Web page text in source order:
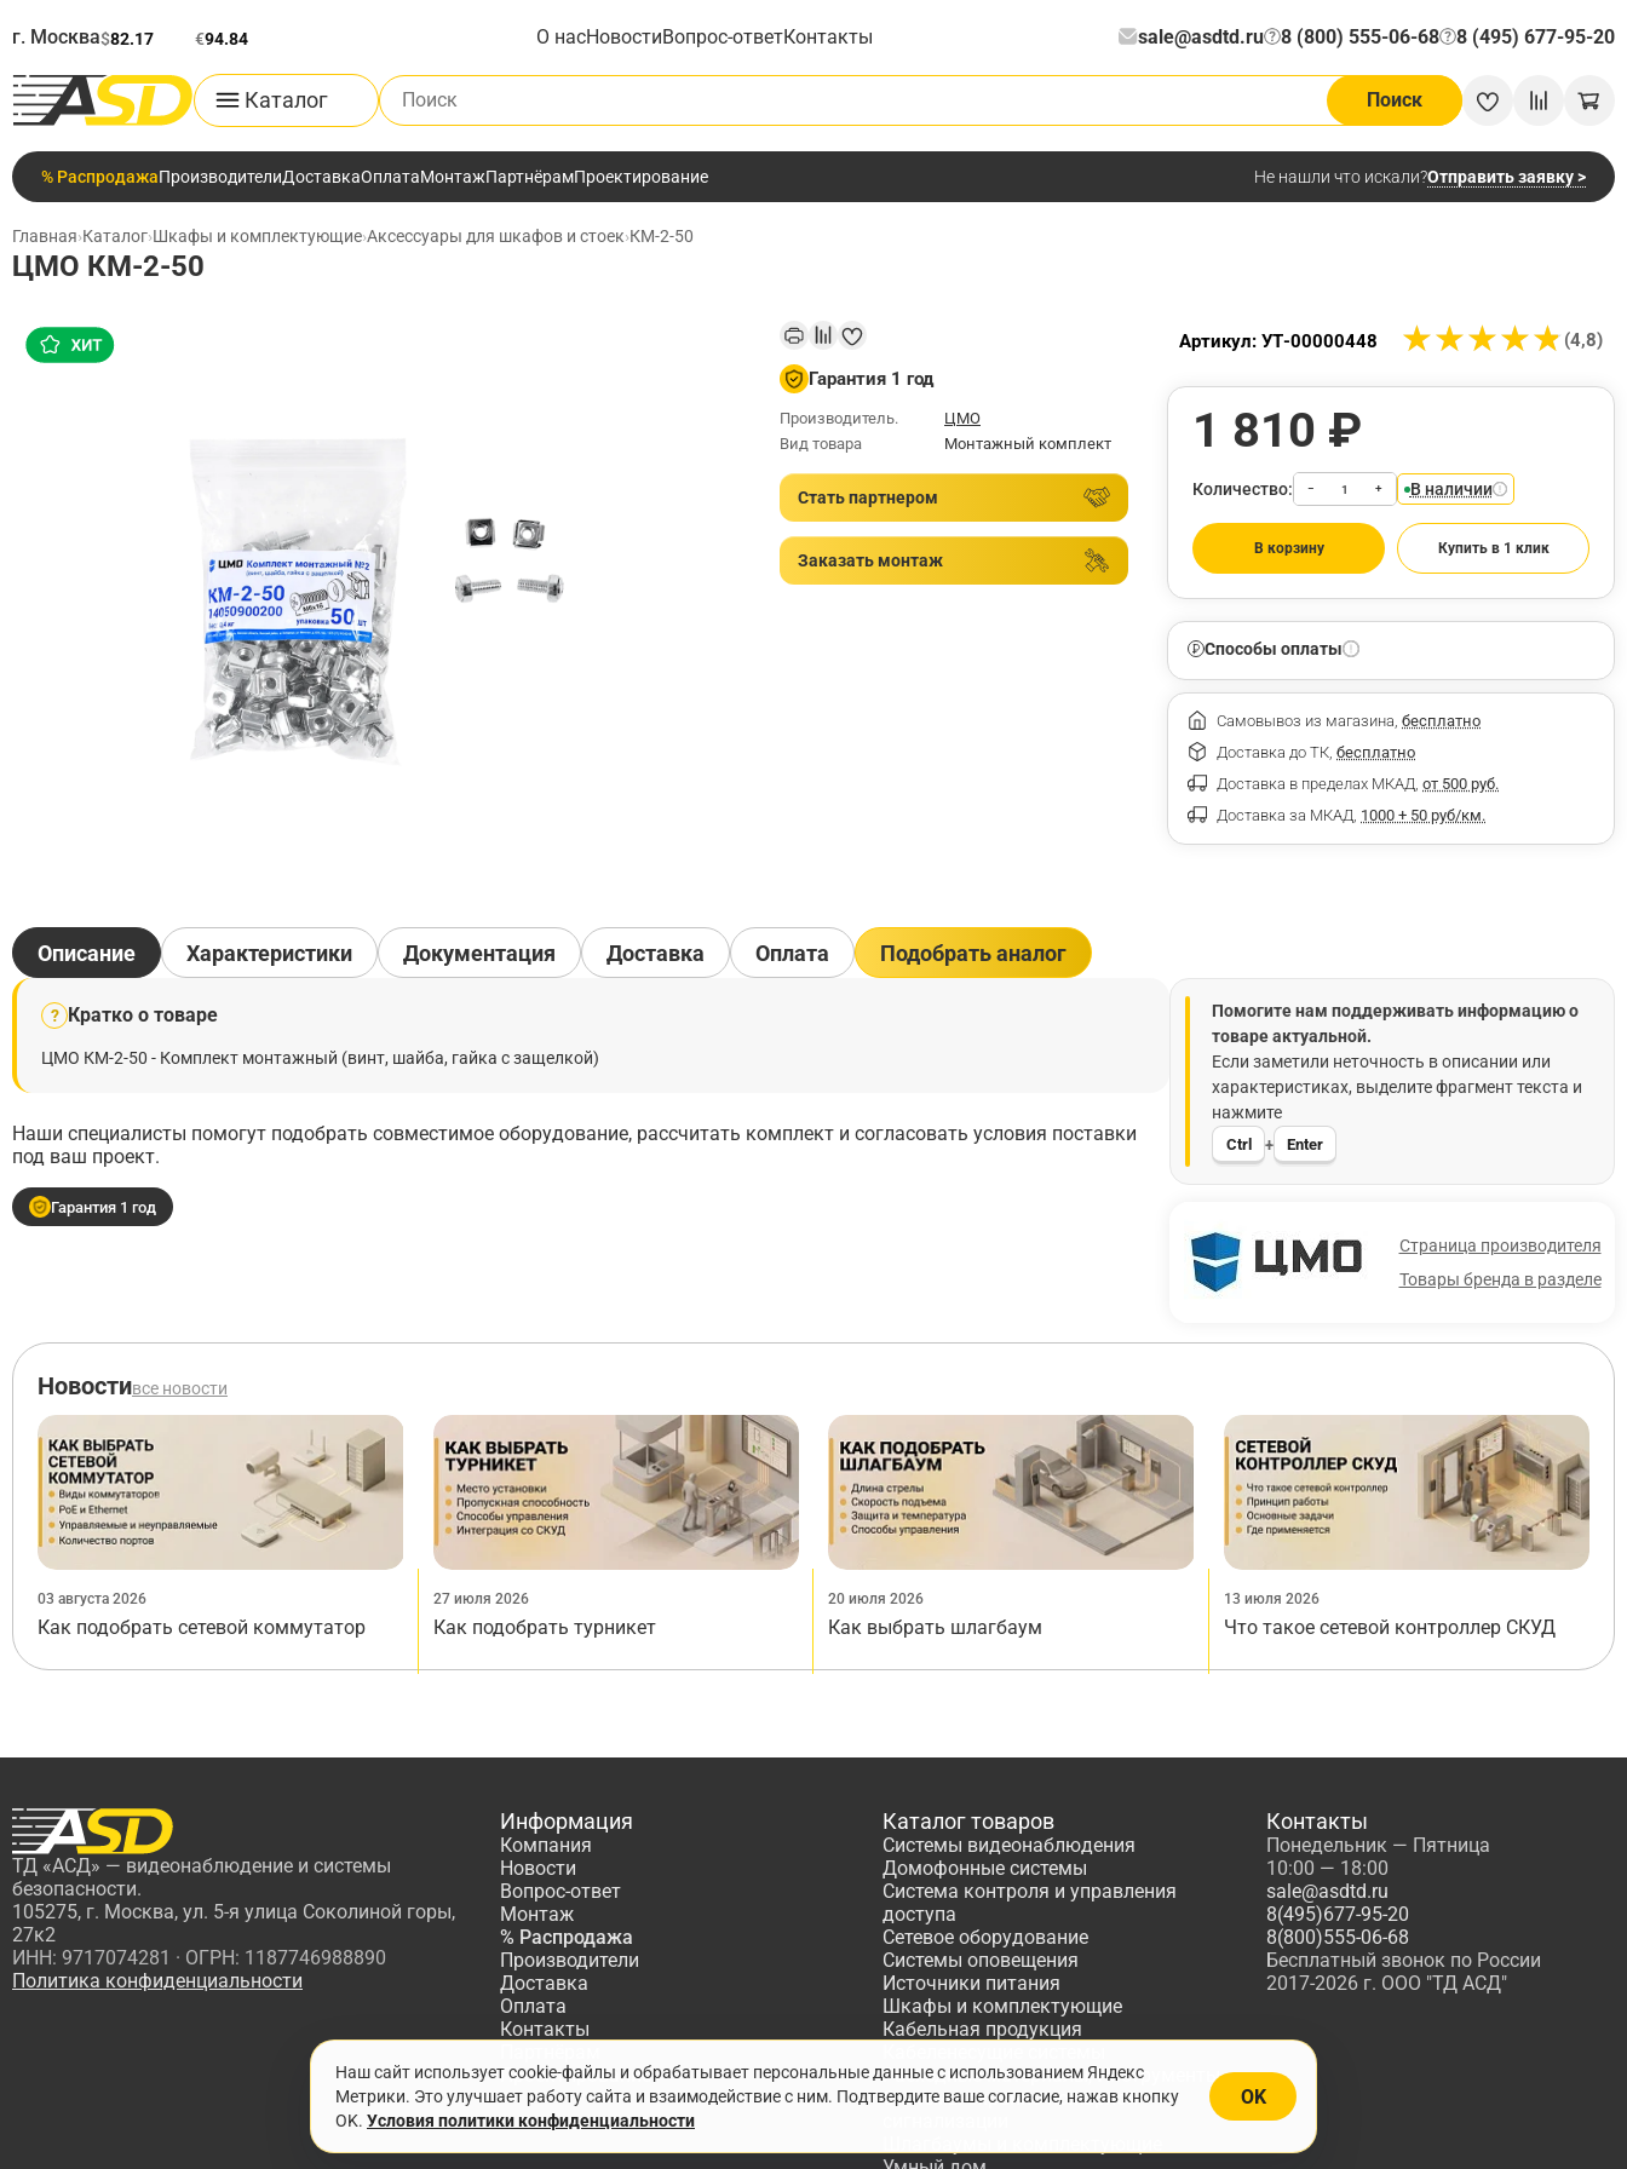
г. Москва$82.17 €94.84 О насНовостиВопрос-ответКонтакты sale@asdtd.ru 8 (800) 555-06-68
? 8 (495) 677-95-20
?
Каталог
Поиск по каталогу
Поиск
% РаспродажаПроизводителиДоставкаОплатаМонтажПартнёрамПроектирование Не нашли что искали?Отправить заявку >
Главная›Каталог›Шкафы и комплектующие›Аксессуары для шкафов и стоек›КМ-2-50
ЦМО КМ-2-50
Гарантия 1 год
Производитель.
ЦМО
Вид товара
Монтажный комплект
Стать партнером
Заказать монтаж
★★★★★
★★★★★ (4,8)
Артикул: УТ-00000448
1 810 ₽
Количество: − + В наличии
В корзину Купить в 1 клик
Способы оплаты
Самовывоз из магазина, бесплатно
Доставка до ТК, бесплатно
Доставка в пределах МКАД, от 500 руб.
Доставка за МКАД, 1000 + 50 руб/км.
Описание
? Кратко о товаре
ЦМО КМ-2-50 - Комплект монтажный (винт, шайба, гайка с защелкой)
Наши специалисты помогут подобрать совместимое оборудование, рассчитать комплект и согласовать условия поставки
под ваш проект.
Гарантия 1 год
Помогите нам поддерживать информацию о
товаре актуальной.
Если заметили неточность в описании или
характеристиках, выделите фрагмент текста и
нажмите
Ctrl + Enter
Страница производителя
Товары бренда в разделе
Характеристики Документация Доставка Оплата Подобрать аналог
Новостивсе новости
03 августа 2026
Как подобрать сетевой коммутатор
27 июля 2026
Как подобрать турникет
20 июля 2026
Как выбрать шлагбаум
13 июля 2026
Что такое сетевой контроллер СКУД
ТД «АСД» — видеонаблюдение и системы
безопасности.
105275, г. Москва, ул. 5-я улица Соколиной горы,
27к2
ИНН: 9717074281 · ОГРН: 1187746988890
Политика конфиденциальности
Информация
Компания
Новости
Вопрос-ответ
Монтаж
% Распродажа
Производители
Доставка
Оплата
Контакты
Проектирование
Каталог товаров
Системы видеонаблюдения
Домофонные системы
Система контроля и управления
доступа
Сетевое оборудование
Системы оповещения
Источники питания
Шкафы и комплектующие
Кабельная продукция
Расходные материалы, Инструменты
Системы охранно-пожарной
Контакты
Понедельник — Пятница
10:00 — 18:00
sale@asdtd.ru
8(495)677-95-20
8(800)555-06-68
Бесплатный звонок по России
2017-2026 г. ООО "ТД АСД"
Наш сайт использует cookie-файлы и обрабатывает персональные данные с использованием Яндекс
Метрики. Это улучшает работу сайта и взаимодействие с ним. Подтвердите ваше согласие, нажав кнопку
OK. Условия политики конфиденциальности
OK